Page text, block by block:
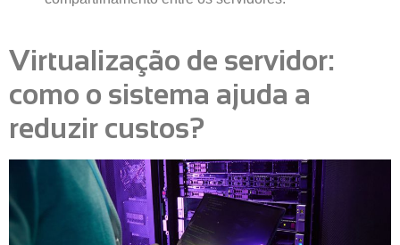
Virtualização de servidor:
como o sistema ajuda a
reduzir custos?